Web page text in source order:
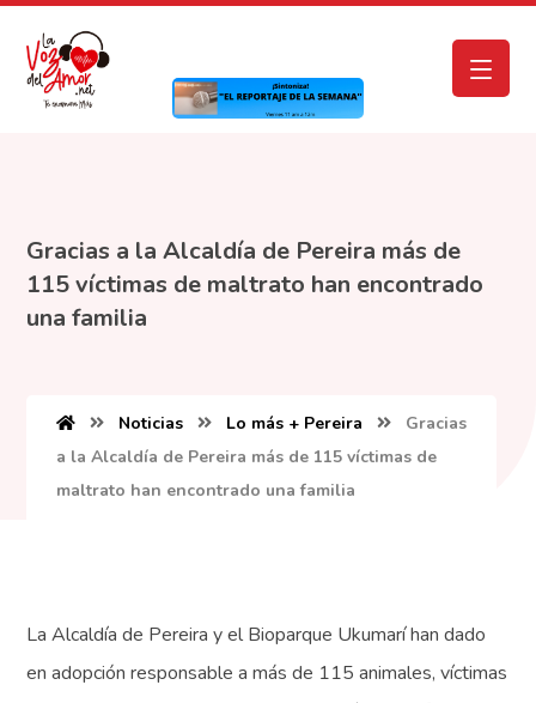
Gracias a la Alcaldía de Pereira más de
115 víctimas de maltrato han encontrado
una familia
Noticias Lo más + Pereira
Gracias
a la Alcaldía de Pereira más de 115 víctimas de
maltrato han encontrado una familia
La Alcaldía de Pereira y el Bioparque Ukumarí han dado
en adopción responsable a más de 115 animales, víctimas